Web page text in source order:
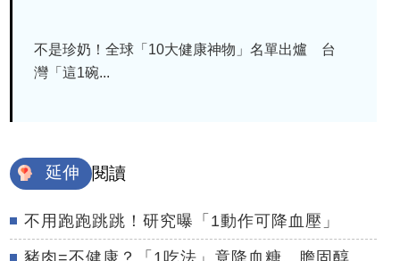
不是珍奶！全球「10大健康神物」名單出爐 台
灣「這1碗...
延伸 閱讀
不用跑跑跳跳！研究曝「1動作可降血壓」
豬肉=不健康？「1吃法」竟降血糖、膽固醇